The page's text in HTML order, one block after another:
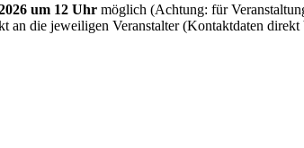
um 12 Uhr möglich (Achtung: für
an die jeweiligen Veranstalter (Kontaktdaten direkt